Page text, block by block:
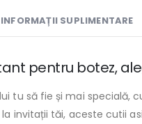
INFORMAȚII SUPLIMENTARE
pentru botez,
tu să fie și mai specială,
invitații tăi, aceste cutii